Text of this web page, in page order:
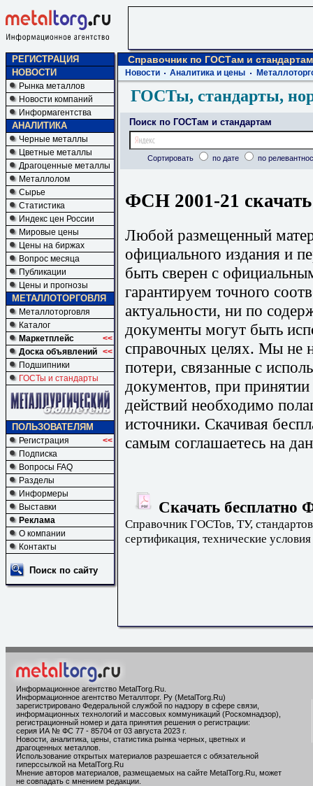
РЕГИСТРАЦИЯ
НОВОСТИ
Рынка металлов
Новости компаний
Информагентства
АНАЛИТИКА
Черные металлы
Цветные металлы
Драгоценные металлы
Металлолом
Сырье
Статистика
Индекс цен России
Мировые цены
Цены на биржах
Вопрос месяца
Публикации
Цены и прогнозы
МЕТАЛЛОТОРГОВЛЯ
Металлоторговля
Каталог
Маркетплейс
<<
Доска объявлений <<
Подшипники
ГОСТы и стандарты
ПОЛЬЗОВАТЕЛЯМ
Регистрация
<<
Подписка
Вопросы FAQ
Разделы
Информеры
Выставки
Реклама
О компании
Контакты
Поиск по сайту
Справочник по ГОСТам и стандартам
Новости Аналитика и цены
ГОСТы, стандарты,
Поиск по ГОСТам и стандартам
Сортировать по дате по
ФСН 2001-21 скачать
Любой размещенный
официального издания и
быть сверен с
гарантируем точного
актуальности, ни по
документы могут быть
справочных целях. Мы не
потери, связанные с
документов, при
действий необходимо
источники. Скачивая
самым соглашаетесь на
Скачать бесплатно
Справочник ГОСТов, ТУ,
сертификация, технические условия
Информационное агентство MetalTorg.Ru
Информационное агентство Металлторг. Ру (MetalTorg.Ru)
зарегистрировано Федеральной службой по надзору в сфере связи,
информационных технологий и массовых коммуникаций (Роскомнадзор),
регистрационный номер и дата принятия решения о регистрации:
серия ИА № ФС 77 - 85704 от 03 августа 2023 г.
Новости, аналитика, цены, статистика рынка черных, цветных и
драгоценных металлов.
Использование открытых материалов разрешается с обязательной
гиперссылкой на MetalTorg.Ru
Мнение авторов материалов, размещаемых на сайте MetalTorg.Ru, может
не совпадать с мнением редакции.